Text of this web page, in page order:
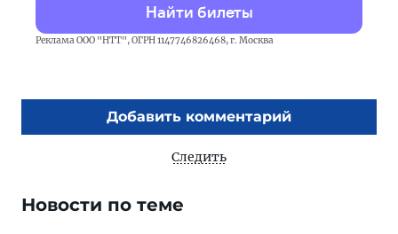
Найти билеты
Реклама ООО "НТТ", ОГРН 1147746826468, г. Москва
Добавить комментарий
Следить
Новости по теме